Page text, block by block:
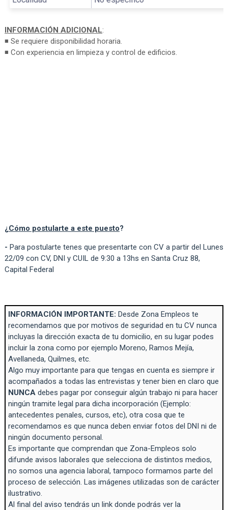
INFORMACIÓN ADICIONAL:
◾ Se requiere disponibilidad horaria.
◾ Con experiencia en limpieza y control de edificios.
¿ Cómo postularte a este puesto?
- Para postularte tenes que presentarte con CV a partir del Lunes
22/09 con CV, DNI y CUIL de 9:30 a 13hs en Santa Cruz 88,
Capital Federal
INFORMACIÓN IMPORTANTE: Desde Zona Empleos te
recomendamos que por motivos de seguridad en tu CV nunca
incluyas la dirección exacta de tu domicilio, en su lugar podes
incluir la zona como por ejemplo Moreno, Ramos Mejía,
Avellaneda, Quilmes, etc.
Algo muy importante para que tengas en cuenta es siempre ir
acompañados a todas las entrevistas y tener bien en claro que
NUNCA debes pagar por conseguir algún trabajo ni para hacer
ningún tramite legal para dicha incorporación (Ejemplo:
antecedentes penales, cursos, etc), otra cosa que te
recomendamos es que nunca deben enviar fotos del DNI ni de
ningún documento personal.
Es importante que comprendan que Zona-Empleos solo
difunde avisos laborales que selecciona de distintos medios,
no somos una agencia laboral, tampoco formamos parte del
proceso de selección. Las imágenes utilizadas son de carácter
ilustrativo.
Al final del aviso tendrás un link donde podrás ver la